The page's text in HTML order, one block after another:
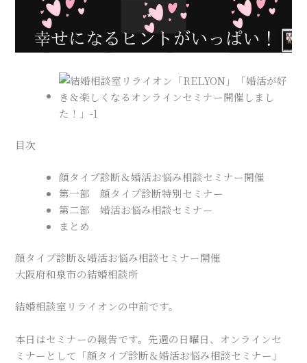
目次
顔タイプ診断＆婚活お悩み相談セミナー開催
第一部 顔タイプ診断特別セミナー
第二部 婚活お悩み相談セミナー
まとめ
顔タイプ診断＆婚活お悩み相談セミナー開催
大阪府和泉市の結婚相談所
結婚相談室リライオンの中前です。
本日はセミナーの報告です。先週の日曜日、オンラインセ
ミナーとして「顔タイプ診断＆婚活お悩み相談セミナー」